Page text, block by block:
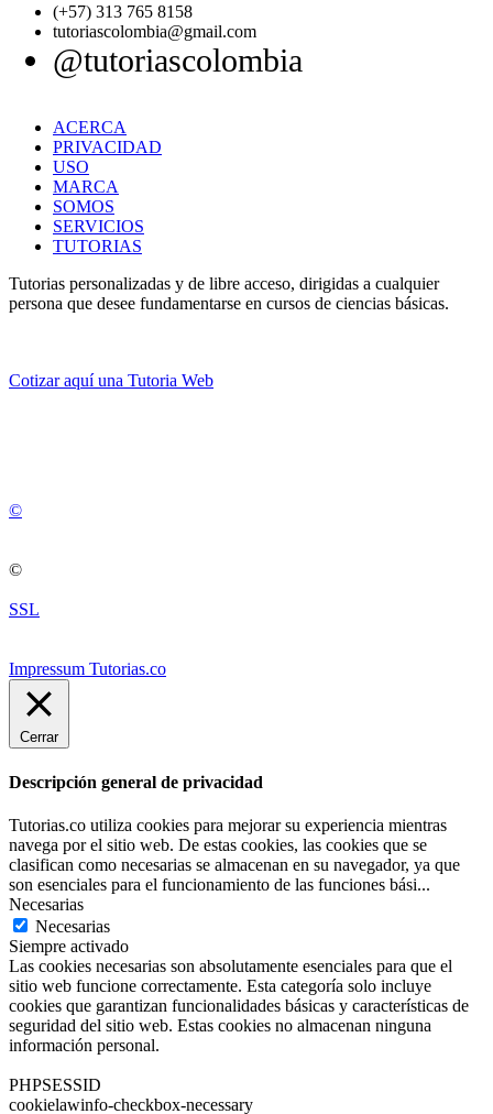
(+57) 313 765 8158
tutoriascolombia@gmail.com
@tutoriascolombia
ACERCA
PRIVACIDAD
USO
MARCA
SOMOS
SERVICIOS
TUTORIAS
Tutorias personalizadas y de libre acceso, dirigidas a cualquier
persona que desee fundamentarse en cursos de ciencias básicas.
Cotizar aquí una Tutoria Web
©
©
SSL
Impressum Tutorias.co
Cerrar
Descripción general de privacidad
Tutorias.co utiliza cookies para mejorar su experiencia mientras
navega por el sitio web. De estas cookies, las cookies que se
clasifican como necesarias se almacenan en su navegador, ya que
son esenciales para el funcionamiento de las funciones bási...
Necesarias
Necesarias
Siempre activado
Las cookies necesarias son absolutamente esenciales para que el
sitio web funcione correctamente. Esta categoría solo incluye
cookies que garantizan funcionalidades básicas y características de
seguridad del sitio web. Estas cookies no almacenan ninguna
información personal.
PHPSESSID
cookielawinfo-checkbox-necessary